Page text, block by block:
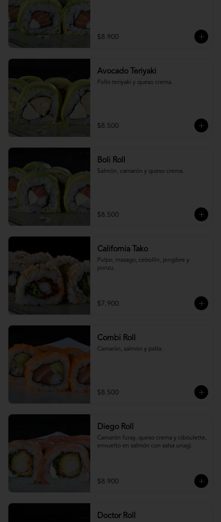
$8.900
Avocado Teriyaki
Pollo teriyaki y queso crema.
$8.500
Boli Roll
Salmón, camarón y queso crema.
$8.500
California Tako
Pulpo, masago, cebollín, jengibre y
ponzu.
$7.900
Combi Roll
Camarón, salmón y palta.
$8.500
Diego Roll
Camarón furay, queso crema y ciboulette,
envuelto en salmón con salsa unagi.
$8.900
Doctor Roll